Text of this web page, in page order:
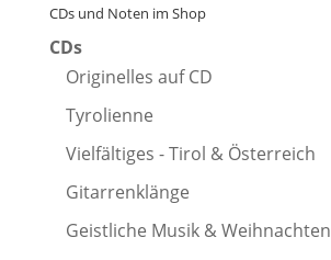
CDs und Noten im Shop
CDs
Originelles auf CD
Tyrolienne
Vielfältiges - Tirol & Österreich
Gitarrenklänge
Geistliche Musik & Weihnachten